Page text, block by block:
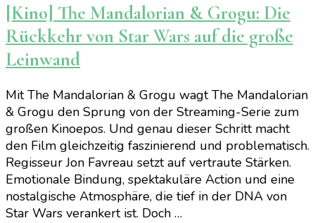
[Kino] The Mandalorian & Grogu: Die
Rückkehr von Star Wars auf die große
Leinwand
Mit The Mandalorian & Grogu wagt The Mandalorian
& Grogu den Sprung von der Streaming-Serie zum
großen Kinoepos. Und genau dieser Schritt macht
den Film gleichzeitig faszinierend und problematisch.
Regisseur Jon Favreau setzt auf vertraute Stärken.
Emotionale Bindung, spektakuläre Action und eine
nostalgische Atmosphäre, die tief in der DNA von
Star Wars verankert ist. Doch …